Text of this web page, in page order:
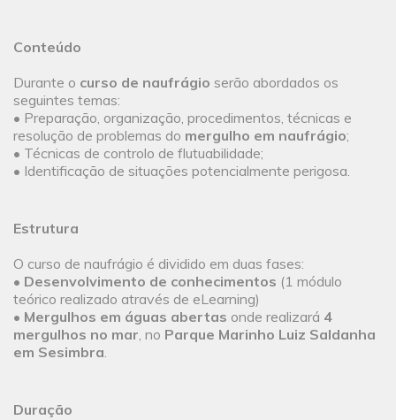
Conteúdo
Durante o curso de naufrágio serão abordados os
seguintes temas:
• Preparação, organização, procedimentos, técnicas e
resolução de problemas do mergulho em naufrágio;
• Técnicas de controlo de flutuabilidade;
• Identificação de situações potencialmente perigosa.
Estrutura
O curso de naufrágio é dividido em duas fases:
• Desenvolvimento de conhecimentos (1 módulo
teórico realizado através de eLearning)
• Mergulhos em águas abertas onde realizará 4
mergulhos no mar, no Parque Marinho Luiz Saldanha
em Sesimbra.
Duração